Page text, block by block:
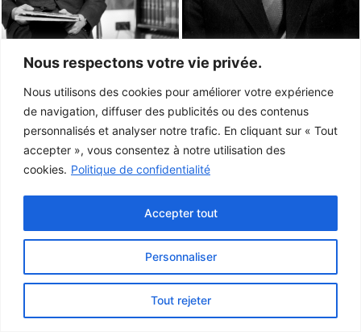
Nous respectons votre vie privée.
Nous utilisons des cookies pour améliorer votre expérience
de navigation, diffuser des publicités ou des contenus
personnalisés et analyser notre trafic. En cliquant sur « Tout
accepter », vous consentez à notre utilisation des
cookies. Politique de confidentialité
Personnaliser
Tout rejeter
Accepter tout
Ce projet a été rendu possible grâce au
gouvernement du Canada.
Connexion
Conception:Le Web simple